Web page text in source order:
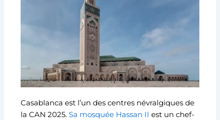
Casablanca est l’un des centres névralgiques de
la CAN 2025.Sa mosquée Hassan II est un chef-